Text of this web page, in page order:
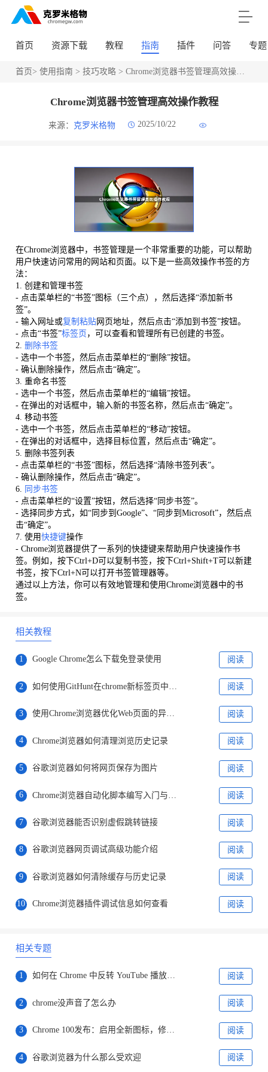
首页 资源下载 教程 指南 插件 问答 专题
首页> 使用指南 > 技巧攻略> Chrome浏览器书签管理高效操作教程
Chrome浏览器书签管理高效操作教程
来源： 克罗米格物 2025/10/22
在Chrome浏览器中，书签管理是一个非常重要的功能，可以帮助
用户快速访问常用的网站和页面。以下是一些高效操作书签的方
法：
1. 创建和管理书签
- 点击菜单栏的“书签”图标（三个点），然后选择“添加新书
签”。
- 输入网址或复制粘贴网页地址，然后点击“添加到书签”按钮。
- 点击“书签”标签页 ，可以查看和管理所有已创建的书签。
2. 删除书签
- 选中一个书签，然后点击菜单栏的“删除”按钮。
- 确认删除操作，然后点击“确定”。
3. 重命名书签
- 选中一个书签，然后点击菜单栏的“编辑”按钮。
- 在弹出的对话框中，输入新的书签名称，然后点击“确定”。
4. 移动书签
- 选中一个书签，然后点击菜单栏的“移动”按钮。
- 在弹出的对话框中，选择目标位置，然后点击“确定”。
5. 删除书签列表
- 点击菜单栏的“书签”图标，然后选择“清除书签列表”。
- 确认删除操作，然后点击“确定”。
6.
同步书签
- 点击菜单栏的“设置”按钮，然后选择“同步书签”。
- 选择同步方式，如“同步到Google”、“同步到Microsoft”，然后点
击“确定”。
7. 使用快捷键操作
- Chrome浏览器提供了一系列的快捷键来帮助用户快速操作书
签。例如，按下Ctrl+D可以复制书签，按下Ctrl+Shift+T可以新建
书签，按下Ctrl+N可以打开书签管理器等。
通过以上方法，你可以有效地管理和使用Chrome浏览器中的书
签。
相关教程
1 Google Chrome怎么下载免登录使用 阅读
2 阅读
3 使用Chrome浏览器优化Web页面的异步加载策略 阅读
4 Chrome浏览器如何清理浏览历史记录 阅读
5 谷歌浏览器如何将网页保存为图片 阅读
6 阅读
7 谷歌浏览器能否识别虚假跳转链接 阅读
8 谷歌浏览器网页调试高级功能介绍 阅读
9 谷歌浏览器如何清除缓存与历史记录 阅读
10 Chrome浏览器插件调试信息如何查看 阅读
相关专题
1 如何在 Chrome 中反转 YouTube 播放列表? 阅读
2 chrome没声音了怎么办 阅读
3 Chrome 100发布：启用全新图标，修复28个安全漏洞 阅读
4 谷歌浏览器为什么那么受欢迎 阅读